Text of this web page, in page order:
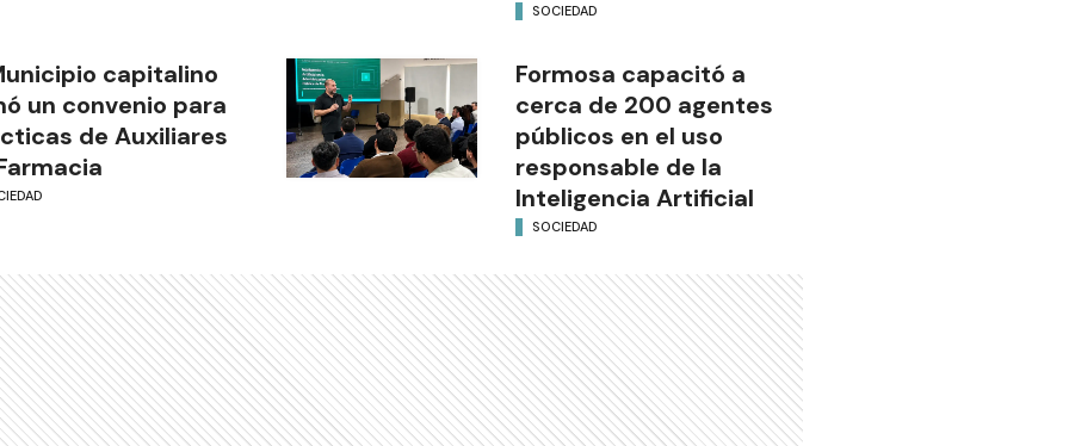
SOCIEDAD
capitalino
un convenio para
de Auxiliares
Formosa capacitó a
cerca de 200 agentes
públicos en el uso
responsable de la
Inteligencia Artificial
SOCIEDAD